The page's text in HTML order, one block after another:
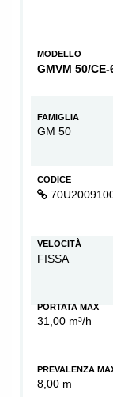
MODELLO
GMVM 50/CE-
FAMIGLIA
GM 50
CODICE
VELOCITÀ
FISSA
PORTATA MAX
31,00 m³/h
PREVALENZA
8,00 m